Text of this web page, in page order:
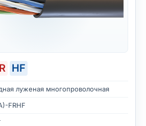
HF
луженая многопроволочная
FRHF